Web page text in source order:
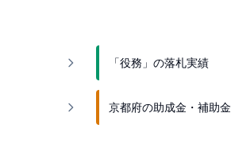
「役務」の落札実績
京都府の助成金・補助金